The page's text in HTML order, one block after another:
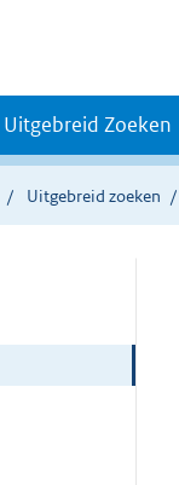
Uitgebreid Zoeken
Uitgebreid zoeken